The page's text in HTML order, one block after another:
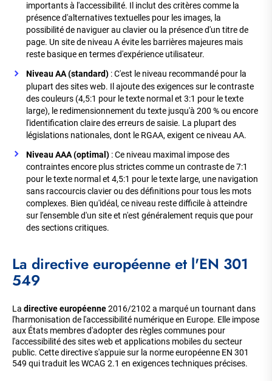
importants à l'accessibilité. Il inclut des critères comme la
présence d'alternatives textuelles pour les images, la
possibilité de naviguer au clavier ou la présence d'un titre de
page. Un site de niveau A évite les barrières majeures mais
reste basique en termes d'expérience utilisateur.
Niveau AA (standard) : C'est le niveau recommandé pour la
plupart des sites web. Il ajoute des exigences sur le contraste
des couleurs (4,5:1 pour le texte normal et 3:1 pour le texte
large), le redimensionnement du texte jusqu'à 200 % ou encore
l'identification claire des erreurs de saisie. La plupart des
législations nationales, dont le RGAA, exigent ce niveau AA.
Niveau AAA (optimal) : Ce niveau maximal impose des
contraintes encore plusstrictes comme un contraste de 7:1
pour le texte normal et 4,5:1 pour le texte large, une navigation
sans raccourcis clavier ou des définitions pour tous les mots
complexes. Bien qu'idéal, ce niveau reste difficile à atteindre
sur l'ensemble d'un site et n'est généralement requis que pour
des sections critiques.
La directive européenne et l'EN 301
549
La directive européenne2016/2102 a marqué un tournant dans
l'harmonisation de l'accessibilité numérique en Europe. Elle impose
aux États membres d'adopter des règles communes pour
l'accessibilité des sites web et applications mobiles du secteur
public. Cette directive s'appuie sur la norme européenne EN 301
549 qui traduit les WCAG 2.1 en exigences techniques précises.